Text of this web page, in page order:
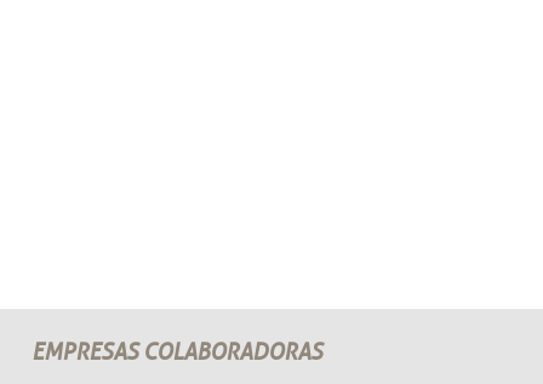
EMPRESAS COLABORADORAS